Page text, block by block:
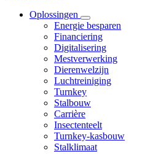
Oplossingen
Energie besparen
Financiering
Digitalisering
Mestverwerking
Dierenwelzijn
Luchtreiniging
Turnkey
Stalbouw
Carrière
Insectenteelt
Turnkey-kasbouw
Stalklimaat